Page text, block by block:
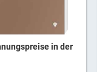
in der